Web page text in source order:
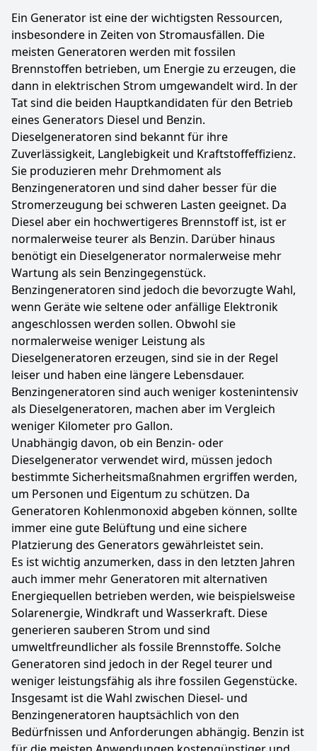
Ein Generator ist eine der wichtigsten Ressourcen,
insbesondere in Zeiten von Stromausfällen. Die
meisten Generatoren werden mit fossilen
Brennstoffen betrieben, um Energie zu erzeugen, die
dann in elektrischen Strom umgewandelt wird. In der
Tat sind die beiden Hauptkandidaten für den Betrieb
eines Generators Diesel und Benzin.
Dieselgeneratoren sind bekannt für ihre
Zuverlässigkeit, Langlebigkeit und Kraftstoffeffizienz.
Sie produzieren mehr Drehmoment als
Benzingeneratoren und sind daher besser für die
Stromerzeugung bei schweren Lasten geeignet. Da
Diesel aber ein hochwertigeres Brennstoff ist, ist er
normalerweise teurer als Benzin. Darüber hinaus
benötigt ein Dieselgenerator normalerweise mehr
Wartung als sein Benzingegenstück.
Benzingeneratoren sind jedoch die bevorzugte Wahl,
wenn Geräte wie seltene oder anfällige Elektronik
angeschlossen werden sollen. Obwohl sie
normalerweise weniger Leistung als
Dieselgeneratoren erzeugen, sind sie in der Regel
leiser und haben eine längere Lebensdauer.
Benzingeneratoren sind auch weniger kostenintensiv
als Dieselgeneratoren, machen aber im Vergleich
weniger Kilometer pro Gallon.
Unabhängig davon, ob ein Benzin- oder
Dieselgenerator verwendet wird, müssen jedoch
bestimmte Sicherheitsmaßnahmen ergriffen werden,
um Personen und Eigentum zu schützen. Da
Generatoren Kohlenmonoxid abgeben können, sollte
immer eine gute Belüftung und eine sichere
Platzierung des Generators gewährleistet sein.
Es ist wichtig anzumerken, dass in den letzten Jahren
auch immer mehr Generatoren mit alternativen
Energiequellen betrieben werden, wie beispielsweise
Solarenergie, Windkraft und Wasserkraft. Diese
generieren sauberen Strom und sind
umweltfreundlicher als fossile Brennstoffe. Solche
Generatoren sind jedoch in der Regel teurer und
weniger leistungsfähig als ihre fossilen Gegenstücke.
Insgesamt ist die Wahl zwischen Diesel- und
Benzingeneratoren hauptsächlich von den
Bedürfnissen und Anforderungen abhängig. Benzin ist